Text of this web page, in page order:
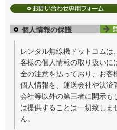
個人情報の保護
レンタル無線機ドットコムは
客様の個人情報の取り扱いに
全の注意を払っており、お客
個人情報を、運送会社や決済
会社等以外の第三者に開示も
は提供することは一切致しま
ん。